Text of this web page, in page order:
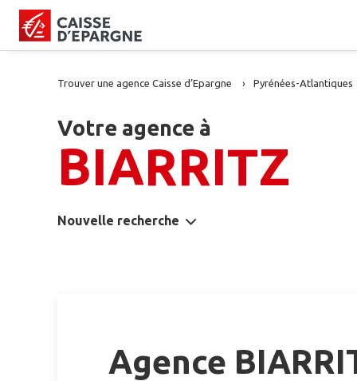
Trouver une agence Caisse d’Epargne Pyrénées-Atlantiques
Votre agence à
BIARRITZ
Nouvelle recherche
Agence